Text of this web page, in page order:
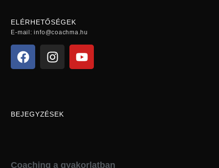
ELÉRHETŐSÉGEK
E-mail: info@coachma.hu
BEJEGYZÉSEK
Coaching a gyakorlatban